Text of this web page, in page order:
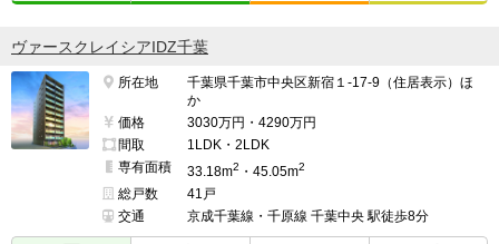
ヴァースクレイシアIDZ千葉
所在地
千葉県千葉市中央区新宿１-17-9（住居表示）ほ
か
価格
3030万円・4290万円
間取
1LDK・2LDK
専有面積
33.18m2 ・45.05m2
総戸数
41戸
交通
京成千葉線・千原線 千葉中央 駅徒歩8分